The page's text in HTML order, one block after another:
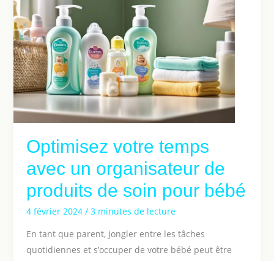
Optimisez votre temps
avec un organisateur de
produits de soin pour bébé
4 février 2024 / 3 minutes de lecture
En tant que parent, jongler entre les tâches
quotidiennes et s’occuper de votre bébé peut être